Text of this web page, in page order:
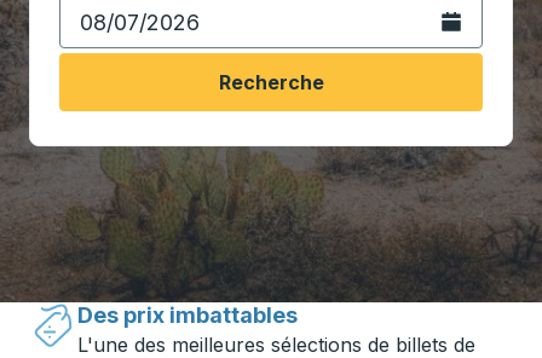
Ouvrez le
Recherche
Voyager en toute simplicité avec
Trailways
Des prix imbattables
L'une des meilleures sélections de billets de